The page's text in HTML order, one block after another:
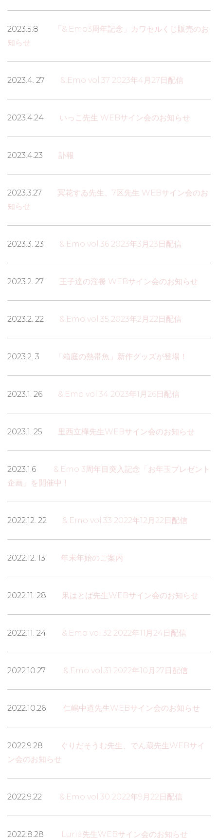
2023.5.8
「&.Emo3周年記念」カワセルくじ販売のお
知らせ
2023.4. 27 &.Emo vol.37 2023年4月27日配信
2023.4.24 いっこ先生 WEBサイン会のお知らせ
2023.4.23 訃報
2023.3.27 冥花すゐ先生、7区先生 WEBサイン会のお
知らせ
2023.3. 23 &.Emo vol.36 2023年3月23日配信
2023.2. 27 王子達の淫餐 WEBサイン会のお知らせ
2023.2. 22 &.Emo vol.35 2023年2月22日配信
2023.2. 3 「箱庭の熱帯魚」新作グッズが登場！
2023.1. 26 &.Emo vol.34 2023年1月26日配信
2023.1. 25 里西立樺先生WEBサイン会のお知らせ
2023.1.6 &.Emo 3周年目突入記念「お年玉プレゼント
企画」を開催中！
2022.12. 22 &.Emo vol.33 2022年12月22日配信
2022.12. 13 年末年始のご案内
2022.11. 28 凩はとば先生WEBサイン会のお知らせ
2022.11. 24 &.Emo vol.32 2022年11月24日配信
2022.10.27 &.Emo vol.31 2022年10月27日配信
2022.10.26 仁嶋中道先生WEBサイン会のお知らせ
2022.9.28
ぐりだそうむ先生、でん蔵先生WEBサイ
ン会のお知らせ
2022.9.22 &.Emo vol.30 2022年9月22日配信
2022.8.28 Luria先生WEBサイン会のお知らせ